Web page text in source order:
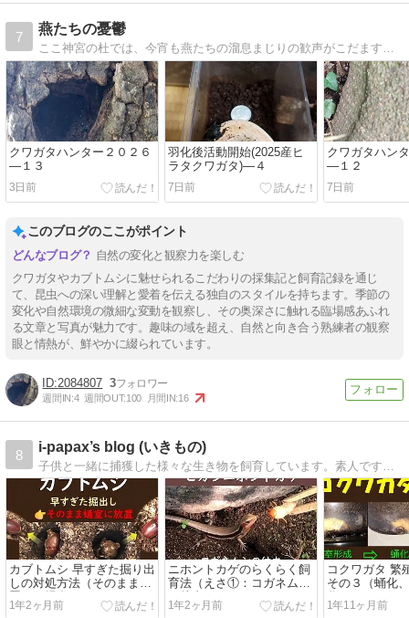
7
燕たちの憂鬱
クワガタハンター２０２６
―１３
3日前
羽化後活動開始(2025産ヒ
ラタクワガタ)―４
7日前
クワガタハン
―１２
7日前
このブログのここがポイント
自然の変化と観察力を楽しむ
クワガタやカブトムシに魅せられるこだわりの採集記と飼育記録を通じ
て、昆虫への深い理解と愛着を伝える独自のスタイルを持ちます。季節の
変化や自然環境の微細な変動を観察し、その奥深さに触れる臨場感あふれ
る文章と写真が魅力です。趣味の域を超え、自然と向き合う熟練者の観察
眼と情熱が、鮮やかに綴られています。
2084807 3
週間IN:4 週間OUT:100 月間IN:16
8
i-papax’s blog (いきもの)
カブトムシ 早すぎた掘り出
しの対処方法（そのまま放
置した場合）
1年2ヶ月前
ニホントカゲのらくらく飼
育法（えさ①：コガネムシ
の幼虫）
1年2ヶ月前
コクワガタ 繁
その３（蛹化
化）
1年11ヶ月前